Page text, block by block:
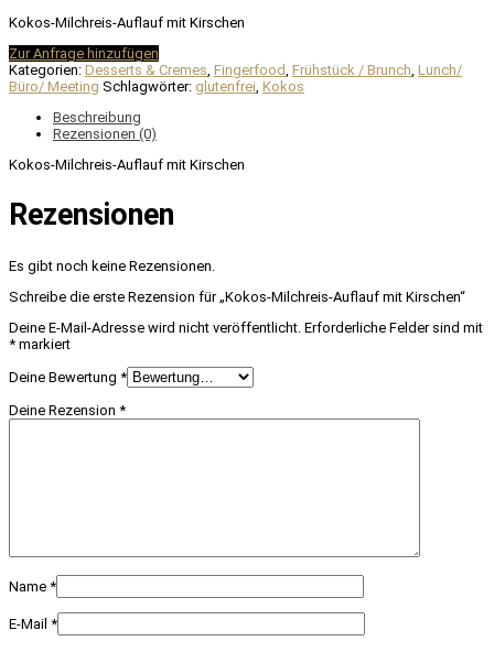
Kokos-Milchreis-Auflauf mit Kirschen
Zur Anfrage hinzufügen
Kategorien: Desserts & Cremes, Fingerfood, Frühstück / Brunch, Lunch/
Büro/ Meeting Schlagwörter: glutenfrei, Kokos
Beschreibung
Rezensionen (0)
Kokos-Milchreis-Auflauf mit Kirschen
Rezensionen
Es gibt noch keine Rezensionen.
Schreibe die erste Rezension für „Kokos-Milchreis-Auflauf mit Kirschen“
Deine E-Mail-Adresse wird nicht veröffentlicht. Erforderliche Felder sind mit
* markiert
Deine Bewertung *
Deine Rezension *
Name *
E-Mail *